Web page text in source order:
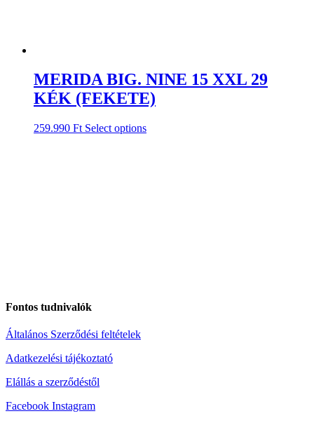
MERIDA BIG. NINE 15 XXL 29
KÉK (FEKETE)
259.990 Ft Select options
Fontos tudnivalók
Általános Szerződési feltételek
Adatkezelési tájékoztató
Elállás a szerződéstől
Facebook Instagram